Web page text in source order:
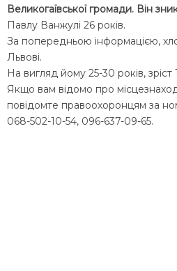
Великогаївської громади. Він
Павлу Ванжулі 26 років.
За попередньою інформацією,
Львові.
На вигляд йому 25-30 років, зріст
Якщо вам відомо про
повідомте правоохоронцям за
068-502-10-54, 096-637-09-65.